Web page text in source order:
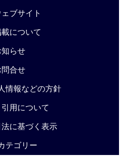
ブサイト
について
知らせ
問合せ
情報などの方針
引用について
に基づく表示
テゴリー